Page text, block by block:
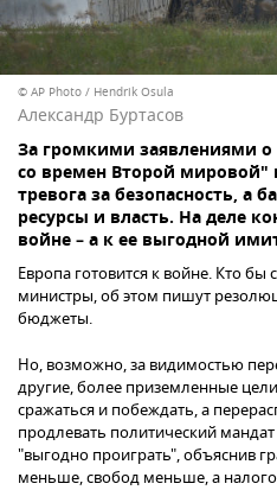
© AP Photo / Hendrik Osula
Александр Буртасов
За громкими заявлениями
со времен Второй мировой"
тревога за безопасность, а
ресурсы и власть. На деле
войне – а к ее выгодной
Европа готовится к войне. Кто бы
министры, об этом пишут
бюджеты.
Но, возможно, за видимостью
другие, более приземленные
сражаться и побеждать, а
продлевать политический
"выгодно проиграть", объяснив
меньше, свобод меньше, а